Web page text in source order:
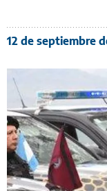
12 de septiembre